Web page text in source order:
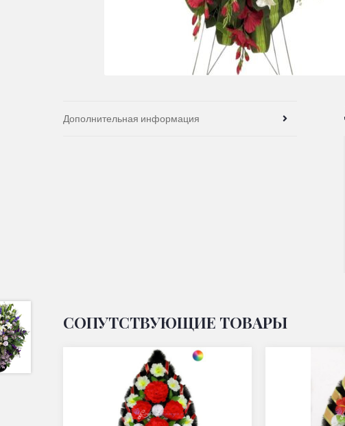
Дополнительная информация
СОПУТСТВУЮЩИЕ ТОВАРЫ